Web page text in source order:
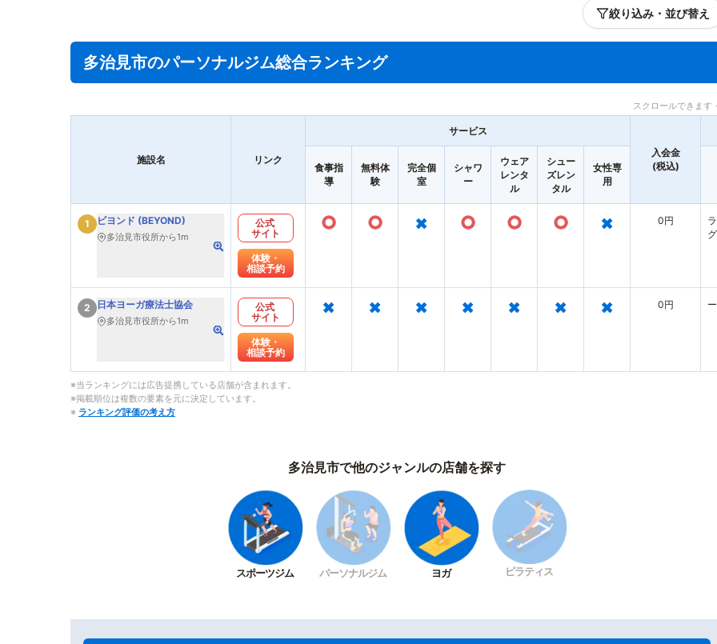
絞り込み・並び替え
多治見市のパーソナルジム総合ランキング
スクロールできます
施設名 リンク
サービス
入会金
(税込)
食事指
導
無料体
験
完全個
室
シャワ
ー
ウェア
レンタ
ル
シュー
ズレン
タル
女性専
用
1 ビヨンド (BEYOND)
多治見市役所から1m
公式
サイト
体験・
相談予約
○ ○ × ○ ○ ○ × 0円
2 日本ヨーガ療法士協会
多治見市役所から1m
公式
サイト
体験・
相談予約
× × × × × × × 0円 ー
※当ランキングには広告提携している店舗が含まれます。
※掲載順位は複数の要素を元に決定しています。
※ ランキング評価の考え方
多治見市で他のジャンルの店舗を探す
スポーツジム パーソナルジム ヨガ ピラティス